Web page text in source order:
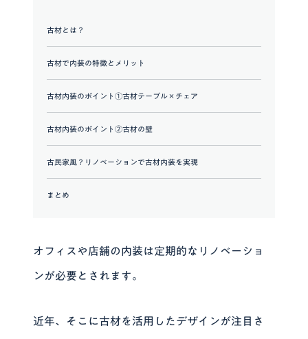
古材とは？
古材で内装の特徴とメリット
古材内装のポイント①古材テーブル×チェア
古材内装のポイント②古材の壁
古民家風？リノベーションで古材内装を実現
まとめ
オフィスや店舗の内装は定期的なリノベーショ
ンが必要とされます。
近年、そこに古材を活用したデザインが注目さ